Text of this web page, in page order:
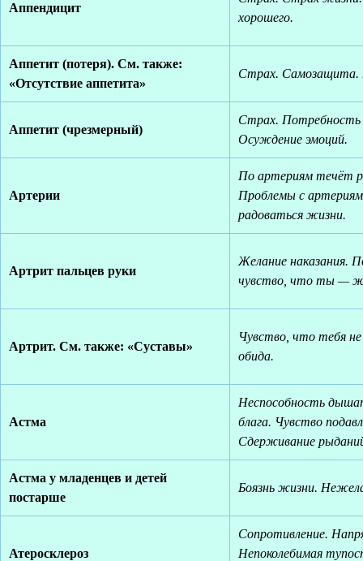
Аппендицит
хорошего.
Аппетит (потеря). См. также:
«Отсутствие аппетита»
Страх. Самозащита.
Аппетит (чрезмерный)
Страх. Потребность
Осуждение эмоций.
Артерии
По артериям течёт
Проблемы с
радоваться жизни.
Артрит пальцев руки
Желание наказания.
чувство, что ты —
Артрит. См. также: «Суставы»
Чувство, что тебя
обида.
Астма
Неспособность
блага. Чувство
Сдерживание
Астма у младенцев и детей
постарше
Боязнь жизни.
Атеросклероз
Сопротивление.
Непоколебимая